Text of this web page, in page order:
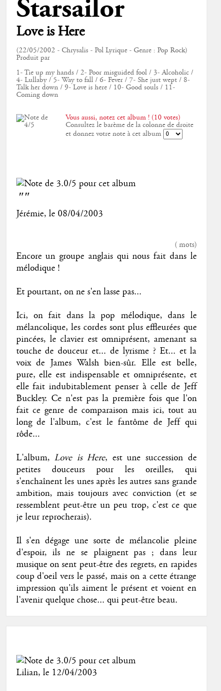
Starsailor
Love is Here
(22/05/2002 - Chrysalis - Pol Lyrique - Genre : Pop Rock)
Produit par
1- Tie up my hands / 2- Poor misguided fool / 3- Alcoholic /
4- Lullaby / 5- Way to fall / 6- Fever / 7- She just wept / 8-
Talk her down / 9- Love is here / 10- Good souls / 11-
Coming down
Vous aussi, notez cet album ! (10 votes)
Consultez le barème de la colonne de droite
et donnez votre note à cet album
""
Jérémie, le 08/04/2003
(mots)
Encore un groupe anglais qui nous fait dans le
mélodique !
Et pourtant, on ne s'en lasse pas...
Ici, on fait dans la pop mélodique, dans le
mélancolique, les cordes sont plus effleurées que
pincées, le clavier est omniprésent, amenant sa
touche de douceur et... de lyrisme ? Et... et la
voix de James Walsh bien-sûr. Elle est belle,
pure, elle est indispensable et omniprésente, et
elle fait indubitablement penser à celle de Jeff
Buckley. Ce n'est pas la première fois que l'on
fait ce genre de comparaison mais ici, tout au
long de l'album, c'est le fantôme de Jeff qui
rôde...
L'album,Love is Here, est une succession de
petites douceurs pour les oreilles, qui
s'enchaînent les unes après les autres sans grande
ambition, mais toujours avec conviction (et se
ressemblent peut-être un peu trop, c'est ce que
je leur reprocherais).
Il s'en dégage une sorte de mélancolie pleine
d'espoir, ils ne se plaignent pas ; dans leur
musique on sent peut-être des regrets, en rapides
coup d'oeil vers le passé, mais on a cette étrange
impression qu'ils aiment le présent et voient en
l'avenir quelque chose... qui peut-être beau.
Lilian, le 12/04/2003